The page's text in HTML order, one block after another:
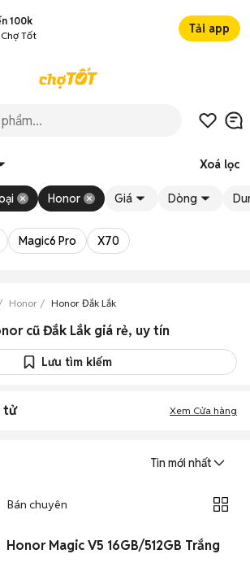
100k
Tốt
Tải app
Xoá lọc
Honor Giá Dòng
Magic6 Pro X70
Honor Honor Đắk Lắk
cũ Đắk Lắk giá rẻ, uy tín
Lưu tìm kiếm
tử Xem Cửa hàng
Tin mới nhất
Bán chuyên
Honor Magic V5 16GB/512GB Trắng